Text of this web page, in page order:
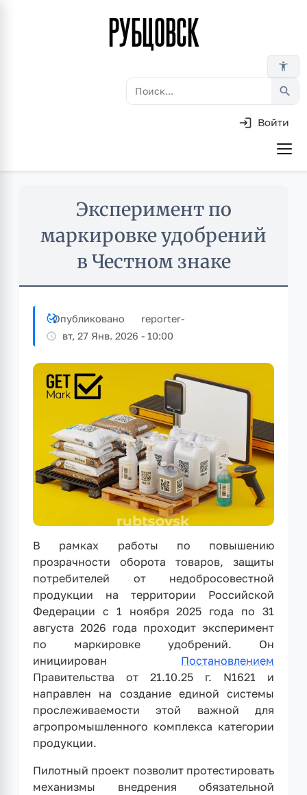
content
РУБЦОВСК
accessibility_new
search
Войти
Эксперимент по
маркировке удобрений
в Честном знаке
Опубликовано reporter-
вт, 27 Янв. 2026 - 10:00
В рамках работы по повышению
прозрачности оборота товаров, защиты
потребителей от недобросовестной
продукции на территории Российской
Федерации с 1 ноября 2025 года по 31
августа 2026 года проходит эксперимент
по маркировке удобрений. Он
инициирован Постановлением
Правительства от 21.10.25 г. N1621 и
направлен на создание единой системы
прослеживаемости этой важной для
агропромышленного комплекса категории
продукции.
Пилотный проект позволит протестировать
механизмы внедрения обязательной